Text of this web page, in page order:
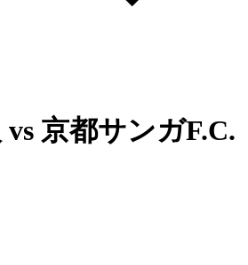
vs 京都サンガF.C.